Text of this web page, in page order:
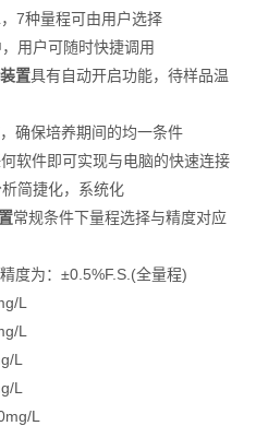
7种量程可由用户选择
用户可随时快捷调用
置具有自动开启功能，待样品温
确保培养期间的均一条件
软件即可实现与电脑的快速连接
简捷化，系统化
常规条件下量程选择与精度对应
度为：±0.5%F.S.(全量程)
L
L
L
L
L